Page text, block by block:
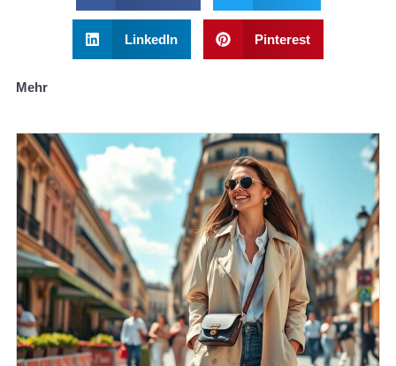
LinkedIn Pinterest
Mehr